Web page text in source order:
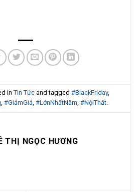
in Tin Tức and tagged #BlackFriday,
, #GiảmGiá, #LớnNhấtNăm, #NộiThất.
THỊ NGỌC HƯƠNG